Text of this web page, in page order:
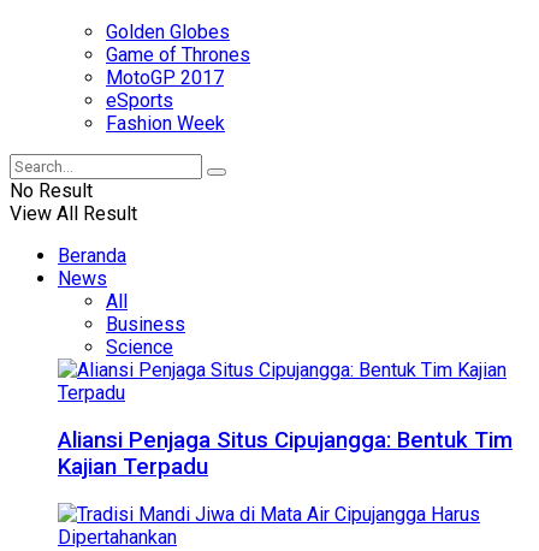
Golden Globes
Game of Thrones
MotoGP 2017
eSports
Fashion Week
No Result
View All Result
Beranda
News
All
Business
Science
Aliansi Penjaga Situs Cipujangga: Bentuk Tim
Kajian Terpadu